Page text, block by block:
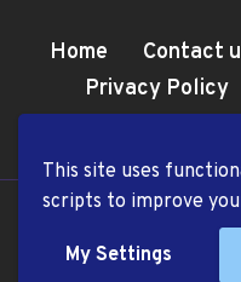
This site uses
scripts to improve
My Settings
Home Contact
Privacy Policy
© 2026